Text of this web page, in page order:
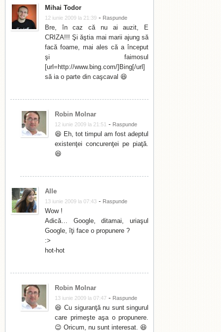
Mihai Todor
12 iunie 2009 la 21:39 - Raspunde
Bre, în caz că nu ai auzit, E
CRIZA!!! Şi ăştia mai marii ajung să
facă foame, mai ales că a început
şi faimosul
[url=http://www.bing.com/]Bing[/url]
să ia o parte din caşcaval 😆
Robin Molnar
12 iunie 2009 la 21:51 - Raspunde
😆 Eh, tot timpul am fost adeptul
existenţei concurenţei pe piaţă.
😆
Alle
13 iunie 2009 la 07:43 - Raspunde
Wow !
Adică… Google, ditamai, uriaşul
Google, îţi face o propunere ?
:>
hot-hot
Robin Molnar
13 iunie 2009 la 07:47 - Raspunde
😆 Cu siguranţă nu sunt singurul
care primeşte aşa o propunere.
😉 Oricum, nu sunt interesat. 😆